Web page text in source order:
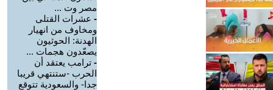
مصر وت ...
- عشرات القتلى
ومخاوف من انهيار
الهدنة: الحوثيون
يصعّدون هجمات ...
- ترامب يعتقد أن
الحرب -ستنتهي قريبا
جدا- والسعودية تتوقع